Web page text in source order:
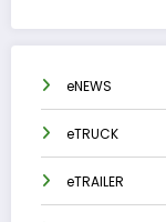
eNEWS
eTRUCK
eTRAILER